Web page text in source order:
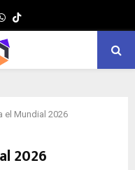
Whatsapp
el Mundial 2026
2026